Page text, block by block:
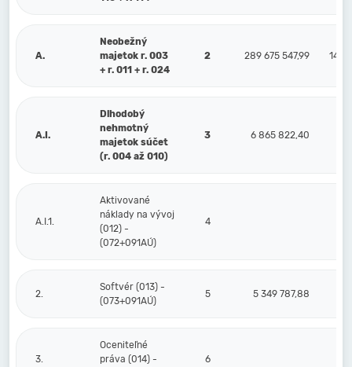
A.
Neobežný
majetok r. 003
+ r. 011 + r. 024
2 289 675 547,99 144
A.I.
Dlhodobý
nehmotný
majetok súčet
(r. 004 až 010)
3 6 865 822,40
A.I.1.
Aktivované
náklady na vývoj
(012) -
(072+091AÚ)
4
2.
Softvér (013) -
(073+091AÚ)
5 5 349 787,88
3.
Oceniteľné
práva (014) -
6